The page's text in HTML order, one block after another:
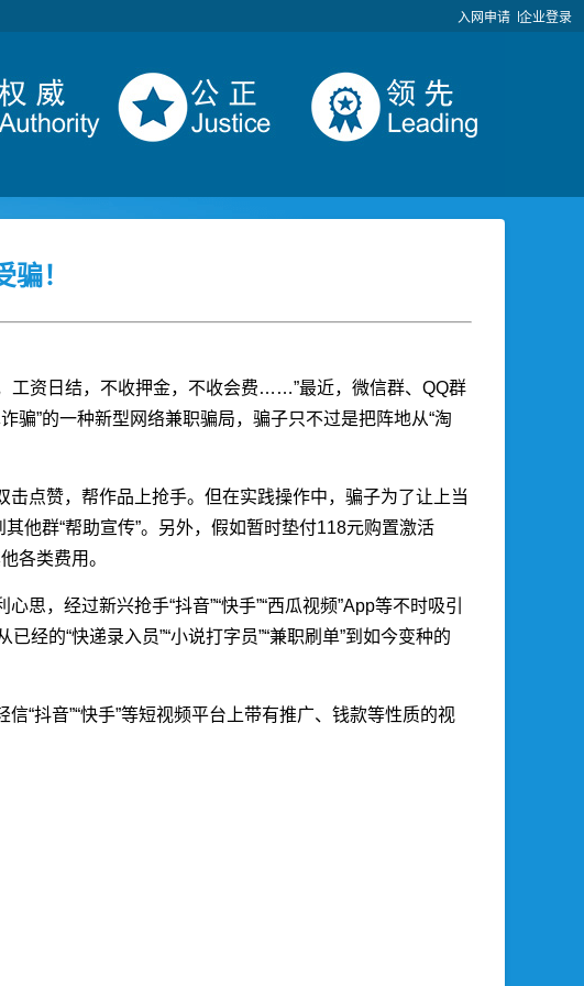
入网申请 企业登录
！
工资日结，不收押金，不收会费……”最近，微信群、QQ群
骗”的一种新型网络兼职骗局，骗子只不过是把阵地从“淘
点赞，帮作品上抢手。但在实践操作中，骗子为了让上当
他群“帮助宣传”。另外，假如暂时垫付118元购置激活
各类费用。
，经过新兴抢手“抖音”“快手”“西瓜视频”App等不时吸引
的“快递录入员”“小说打字员”“兼职刷单”到如今变种的
“抖音”“快手”等短视频平台上带有推广、钱款等性质的视